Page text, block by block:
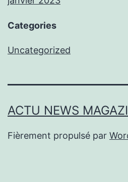
Categories
Uncategorized
ACTU NEWS
Fièrement propulsé par